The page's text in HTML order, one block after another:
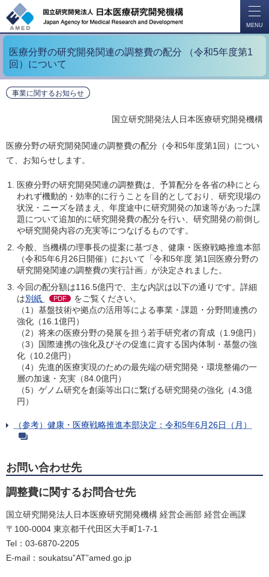
MENU
医療分野の研究開発関連の調整費の配分 （令和5年度第1
回）について
事業に関するお知らせ
国立研究開発法人日本医療研究開発機構
医療分野の研究開発関連の調整費の配分（令和5年度第1回）につい
て、お知らせします。
医療分野の研究開発関連の調整費は、予算配分を各省の枠にとら
われず機動的・効率的に行うことを目的としており、研究現場の
状況・ニーズを踏まえ、年度途中に研究開発の加速等があった課
題について追加的に研究開発費の配分を行い、研究開発の前倒し
や研究開発内容の充実等につなげるものです。
今般、当機構の理事長の提案に基づき、健康・医療戦略推進本部
（令和5年6月26日開催）において「令和5年度 第1回医療分野の
研究開発関連の調整費の実行計画」が決定されました。
今回の配分額は116.5億円で、主な内訳は以下の通りです。詳細
は別紙 PDF
をご覧ください。
（1）基盤技術や拠点の活用等による事業・課題・分野間連携の
強化（16.1億円）
（2）将来の医療分野の発展を担う若手研究者の育成（1.9億円）
（3）国際連携の強化及びその促進に資する国内体制・基盤の強
化（10.2億円）
（4）先進的医療実現のための最先端の研究開発・環境整備の一
層の加速・充実（84.0億円）
（5）ゲノム研究を創薬等出口に繋げる研究開発の強化（4.3億
円）
（参考）健康・医療戦略推進本部決定：令和5年6月26日（月）
お問い合わせ先
調整費に関するお問合せ先
国立研究開発法人日本医療研究開発機構 経営企画部 経営企画課
〒100-0004 東京都千代田区大手町1-7-1
Tel：03-6870-2205
E-mail：soukatsu”AT”amed.go.jp